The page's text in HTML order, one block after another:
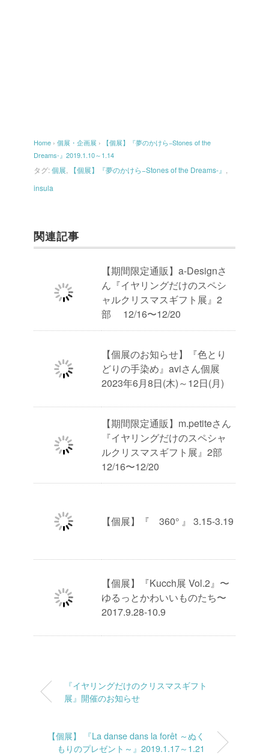
Home › 個展・企画展 ›
【個展】『夢のかけら−Stones of the
Dreams-』2019.1.10～1.14
タグ:個展 【個展】『夢のかけら−Stones of the Dreams-』
insula
関連記事
【期間限定通販】a-Designさ
ん『イヤリングだけのスペシ
ャルクリスマスギフト展』2
部 12/16〜12/20
【個展のお知らせ】『色とり
どりの手染め』aviさん個展
2023年6月8日(木)～12日(月)
【期間限定通販】m.petiteさん
『イヤリングだけのスペシャ
ルクリスマスギフト展』2部
12/16〜12/20
【個展】『 360° 』 3.15-3.19
【個展】『Kucch展 Vol.2』〜
ゆるっとかわいいものたち〜
2017.9.28-10.9
『イヤリングだけのクリスマスギフト
展』開催のお知らせ
【個展】 『La danse dans la forêt ～ぬく
もりのプレゼント～』2019.1.17～1.21